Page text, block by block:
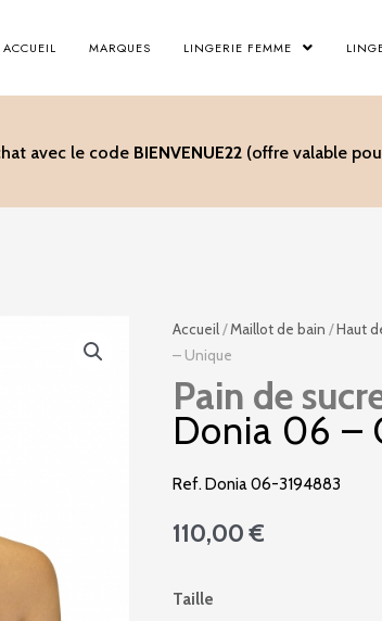
ACCUEIL MARQUES LINGERIE FEMME
avec le code BIENVENUE22(offre valable
Accueil/Maillot de bain /Haut
– Unique
Pain de
Donia 06 –
Ref. Donia 06-3194883
110,00€
Taille
de